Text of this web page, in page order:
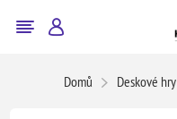
Domů Deskové hry